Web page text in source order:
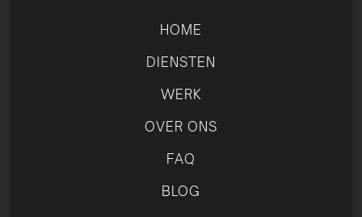
HOME
DIENSTEN
WERK
OVER ONS
FAQ
BLOG